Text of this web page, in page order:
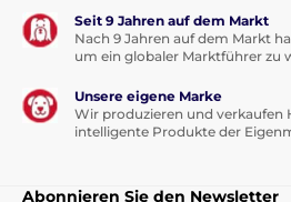
Seit 9 Jahren auf dem Markt
Nach 9 Jahren auf dem Markt
um ein globaler Marktführer zu
Unsere eigene Marke
Wir produzieren und verkaufen
intelligente Produkte der
Abonnieren Sie den Newsletter